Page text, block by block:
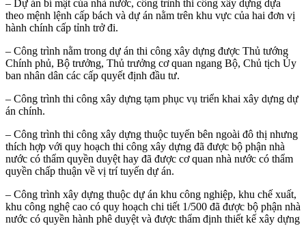
– Dự án bí mật của nhà nước, công trình thi công xây dựng dựa
theo mệnh lệnh cấp bách và dự án nằm trên khu vực của hai đơn vị
hành chính cấp tỉnh trở đi.
– Công trình nằm trong dự án thi công xây dựng được Thủ tướng
Chính phủ, Bộ trưởng, Thủ trưởng cơ quan ngang Bộ, Chủ tịch Ủy
ban nhân dân các cấp quyết định đầu tư.
– Công trình thi công xây dựng tạm phục vụ triển khai xây dựng dự
án chính.
– Công trình thi công xây dựng thuộc tuyến bên ngoài đô thị nhưng
thích hợp với quy hoạch thi công xây dựng đã được bộ phận nhà
nước có thẩm quyền duyệt hay đã được cơ quan nhà nước có thẩm
quyền chấp thuận về vị trí tuyến dự án.
– Công trình xây dựng thuộc dự án khu công nghiệp, khu chế xuất,
khu công nghệ cao có quy hoạch chi tiết 1/500 đã được bộ phận nhà
nước có quyền hành phê duyệt và được thẩm định thiết kế xây dựng